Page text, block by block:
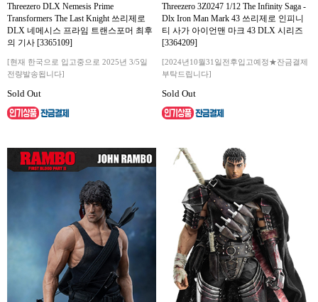
Threezero DLX Nemesis Prime
Transformers The Last Knight 쓰리제로
DLX 네메시스 프라임 트랜스포머 최후
의 기사 [3365109]
[현재 한국으로 입고중으로 2025년 3/5일
전량발송됩니다]
Sold Out
Threezero 3Z0247 1/12 The Infinity Saga -
Dlx Iron Man Mark 43 쓰리제로 인피니
티 사가 아이언맨 마크 43 DLX 시리즈
[3364209]
[2024년10월31일전후입고예정★잔금결제
부탁드립니다]
Sold Out